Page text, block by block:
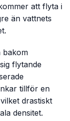
att flyta i
än vattnets
bakom
flytande
tillför en
drastiskt
densitet.